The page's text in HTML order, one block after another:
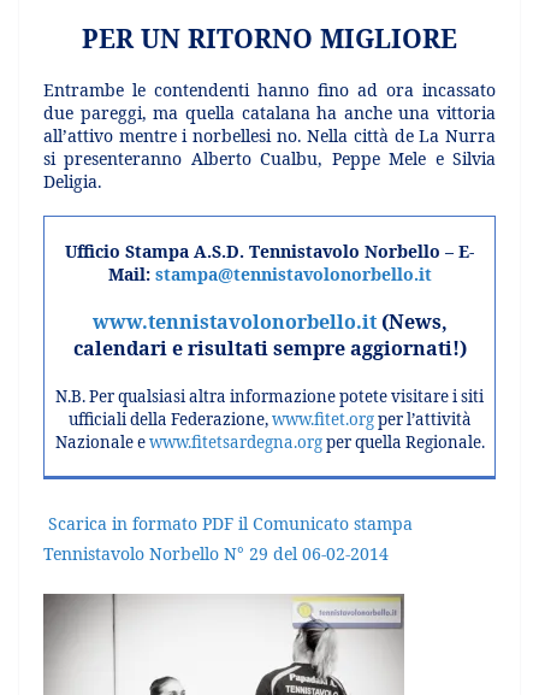
PER UN RITORNO MIGLIORE
Entrambe le contendenti hanno fino ad ora incassato
due pareggi, ma quella catalana ha anche una vittoria
all’attivo mentre i norbellesi no. Nella città de La Nurra
si presenteranno Alberto Cualbu, Peppe Mele e Silvia
Deligia.
Ufficio Stampa A.S.D. Tennistavolo Norbello – E-
Mail: stampa@tennistavolonorbello.it
www.tennistavolonorbello.it(News,
calendari e risultati sempre aggiornati!)
N.B. Per qualsiasi altra informazione potete visitare i siti
ufficiali della Federazione,www.fitet.orgper l’attività
Nazionale ewww.fitetsardegna.orgper quella Regionale.
Scarica in formato PDF il Comunicato stampa
Tennistavolo Norbello N° 29 del 06-02-2014